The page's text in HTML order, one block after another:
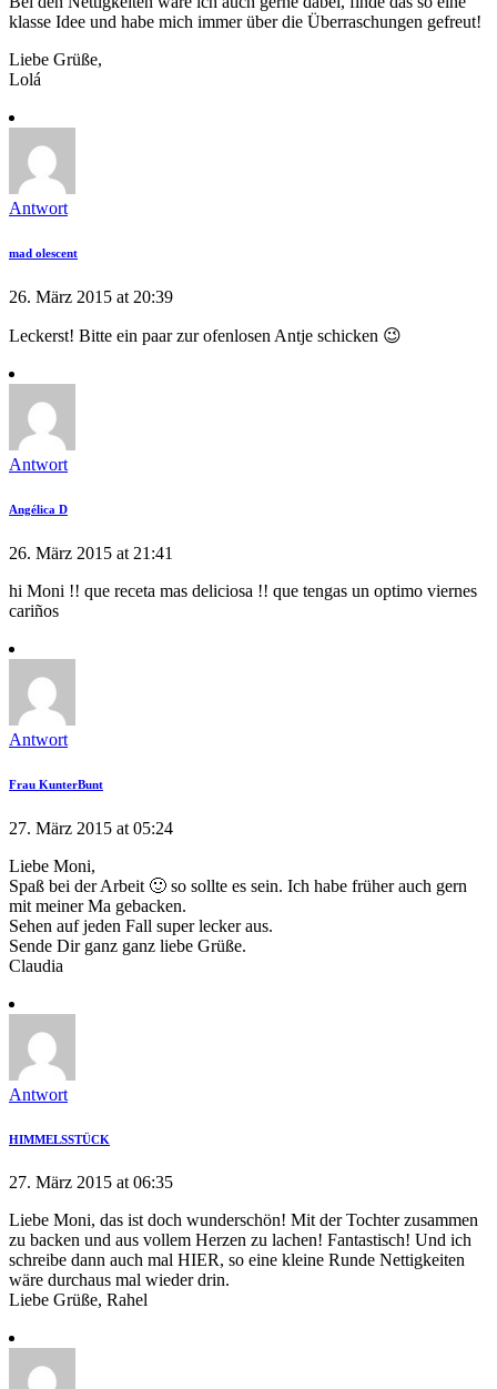
klasse Idee und habe mich immer über die Überraschungen gefreut!
Liebe Grüße,
Lolá
Antwort
mad olescent
26. März 2015 at 20:39
Leckerst! Bitte ein paar zur ofenlosen Antje schicken 😉
Antwort
Angélica D
26. März 2015 at 21:41
hi Moni !! que receta mas deliciosa !! que tengas un optimo viernes
cariños
Antwort
Frau KunterBunt
27. März 2015 at 05:24
Liebe Moni,
Spaß bei der Arbeit 🙂 so sollte es sein. Ich habe früher auch gern
mit meiner Ma gebacken.
Sehen auf jeden Fall super lecker aus.
Sende Dir ganz ganz liebe Grüße.
Claudia
Antwort
HIMMELSSTÜCK
27. März 2015 at 06:35
Liebe Moni, das ist doch wunderschön! Mit der Tochter zusammen
zu backen und aus vollem Herzen zu lachen! Fantastisch! Und ich
schreibe dann auch mal HIER, so eine kleine Runde Nettigkeiten
wäre durchaus mal wieder drin.
Liebe Grüße, Rahel